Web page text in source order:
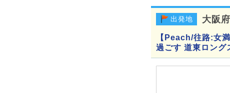
出発地 大阪府
【Peach/往路:女
過ごす 道東ロング